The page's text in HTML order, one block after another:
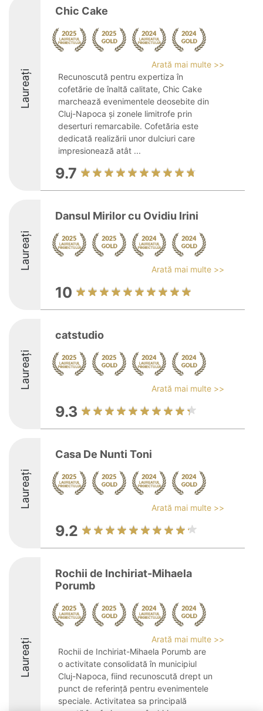
Laureați
Chic Cake
Arată mai multe >>
Recunoscută pentru expertiza în
cofetărie de înaltă calitate, Chic Cake
marchează evenimentele deosebite din
Cluj-Napoca și zonele limitrofe prin
deserturi remarcabile. Cofetăria este
dedicată realizării unor dulciuri care
impresionează atât ...
9.7
Laureați
Dansul Mirilor cu Ovidiu Irini
Arată mai multe >>
10
Laureați
catstudio
Arată mai multe >>
9.3
Laureați
Casa De Nunti Toni
Arată mai multe >>
9.2
Laureați
Rochii de Inchiriat-Mihaela
Porumb
Arată mai multe >>
Rochii de Inchiriat-Mihaela Porumb are
o activitate consolidată în municipiul
Cluj-Napoca, fiind recunoscută drept un
punct de referință pentru evenimentele
speciale. Activitatea sa principală